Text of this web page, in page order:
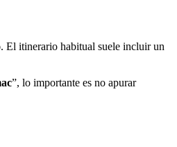
El itinerario habitual suele incluir un
”, lo importante es no apurar